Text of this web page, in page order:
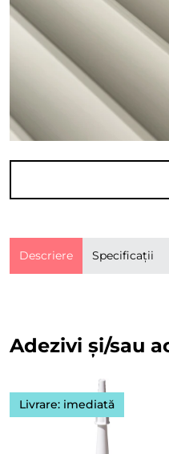
Descriere Specificații
Adezivi și/sau
Livrare: imediată